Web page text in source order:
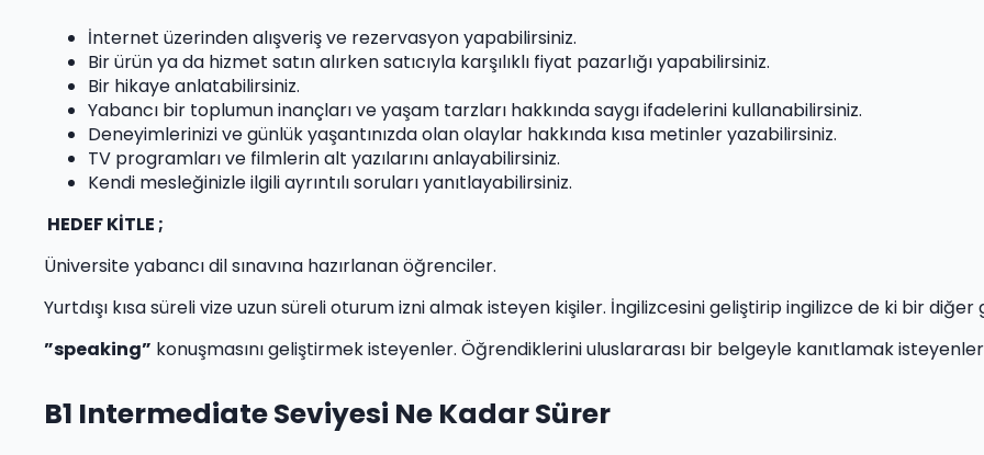
İnternet üzerinden alışveriş ve rezervasyon yapabilirsiniz.
Bir ürün ya da hizmet satın alırken satıcıyla karşılıklı fiyat pazarlığı yapabilirsiniz.
Bir hikaye anlatabilirsiniz.
Yabancı bir toplumun inançları ve yaşam tarzları hakkında saygı ifadelerini kullanabilirsiniz.
Deneyimlerinizi ve günlük yaşantınızda olan olaylar hakkında kısa metinler yazabilirsiniz.
TV programları ve filmlerin alt yazılarını anlayabilirsiniz.
Kendi mesleğinizle ilgili ayrıntılı soruları yanıtlayabilirsiniz.
HEDEF KİTLE ;
Üniversite yabancı dil sınavına hazırlanan öğrenciler.
Yurtdışı kısa süreli vize uzun süreli oturum izni almak isteyen kişiler. İngilizcesini geliştirip ingilizce de ki bir
”speaking” konuşmasını geliştirmek isteyenler. Öğrendiklerini uluslararası bir belgeyle kanıtlamak
B1 Intermediate Seviyesi Ne Kadar Sürer